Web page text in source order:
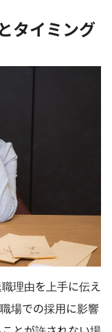
タイミング
理由を上手に伝え
場での採用に影響